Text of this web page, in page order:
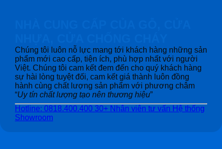
Chúng tôi luôn nỗ lực mang tới khách hàng những sản
phẩm mới cao cấp, tiện ích, phù hợp nhất với người
Việt. Chúng tôi cam kết đem đến cho quý khách hàng
sự hài lòng tuyệt đối, cam kết giá thành luôn đồng
hành cùng chất lượng sản phẩm với phương châm
“Uy tín chất lượng tạo nên thương hiệu”
Hotline: 0818.400.400 30+ Nhân viên tư vấn Hệ thống
Showroom